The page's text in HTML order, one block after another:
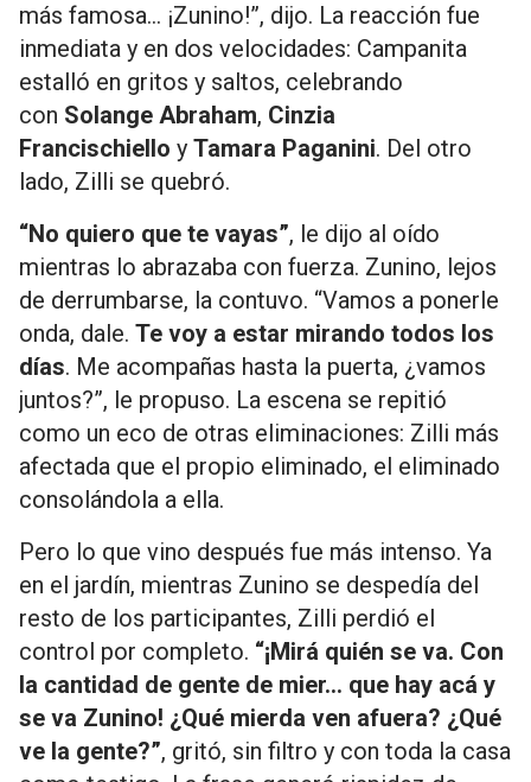
más famosa… ¡Zunino!”, dijo. La reacción fue
inmediata y en dos velocidades: Campanita
estalló en gritos y saltos, celebrando
con Solange Abraham, Cinzia
Francischiello y Tamara Paganini. Del otro
lado, Zilli se quebró.
“No quiero que te vayas”, le dijo al oído
mientras lo abrazaba con fuerza. Zunino, lejos
de derrumbarse, la contuvo. “Vamos a ponerle
onda, dale. Te voy a estar mirando todos los
días. Me acompañas hasta la puerta, ¿vamos
juntos?”, le propuso. La escena se repitió
como un eco de otras eliminaciones: Zilli más
afectada que el propio eliminado, el eliminado
consolándola a ella.
Pero lo que vino después fue más intenso. Ya
en el jardín, mientras Zunino se despedía del
resto de los participantes, Zilli perdió el
control por completo. “¡Mirá quién se va. Con
la cantidad de gente de mier... que hay acá y
se va Zunino! ¿Qué mierda ven afuera? ¿Qué
ve la gente?”, gritó, sin filtro y con toda la casa